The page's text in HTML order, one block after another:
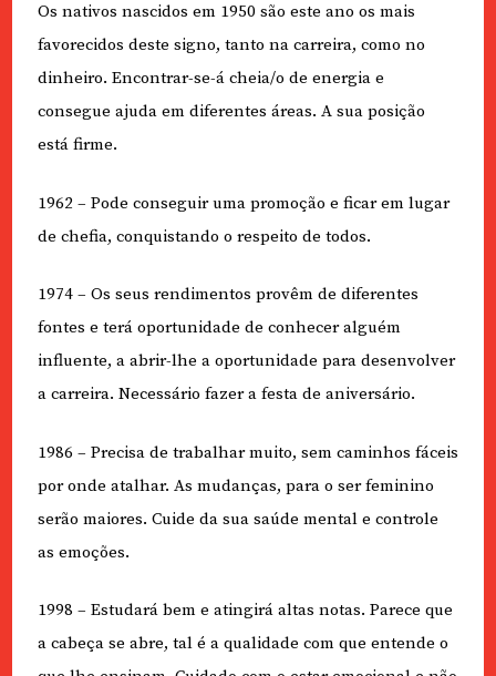
Os nativos nascidos em 1950 são este ano os mais
favorecidos deste signo, tanto na carreira, como no
dinheiro. Encontrar-se-á cheia/o de energia e
consegue ajuda em diferentes áreas. A sua posição
está firme.
1962 – Pode conseguir uma promoção e ficar em lugar
de chefia, conquistando o respeito de todos.
1974 – Os seus rendimentos provêm de diferentes
fontes e terá oportunidade de conhecer alguém
influente, a abrir-lhe a oportunidade para desenvolver
a carreira. Necessário fazer a festa de aniversário.
1986 – Precisa de trabalhar muito, sem caminhos fáceis
por onde atalhar. As mudanças, para o ser feminino
serão maiores. Cuide da sua saúde mental e controle
as emoções.
1998 – Estudará bem e atingirá altas notas. Parece que
a cabeça se abre, tal é a qualidade com que entende o